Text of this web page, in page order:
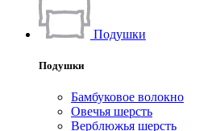
Подушки
Подушки
Бамбуковое волокно
Овечья шерсть
Верблюжья шерсть